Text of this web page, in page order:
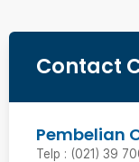
Contact
Pembelian
Telp : (021) 39